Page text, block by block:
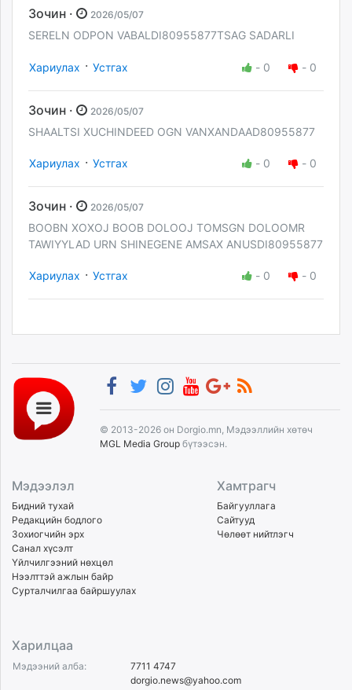
Зочин · 2026/05/07
SERELN ODPON VABALDI80955877TSAG SADARLI
Хариулах · Устгах - 0 - 0
Зочин · 2026/05/07
SHAALTSI XUCHINDEED OGN VANXANDAAD80955877
Хариулах · Устгах - 0 - 0
Зочин · 2026/05/07
BOOBN XOXOJ BOOB DOLOOJ TOMSGN DOLOOMR
TAWIYYLAD URN SHINEGENE AMSAX ANUSDI80955877
Хариулах · Устгах - 0 - 0
© 2013-2026 он Dorgio.mn, Мэдээллийн хөтөч
MGL Media Group бүтээсэн.
Мэдээлэл
Бидний тухай
Редакцийн бодлого
Зохиогчийн эрх
Санал хүсэлт
Үйлчилгээний нөхцөл
Нээлттэй ажлын байр
Сурталчилгаа байршуулах
Хамтрагч
Байгууллага
Сайтууд
Чөлөөт нийтлэгч
Харилцаа
Мэдээний алба:
7711 4747
dorgio.news@yahoo.com